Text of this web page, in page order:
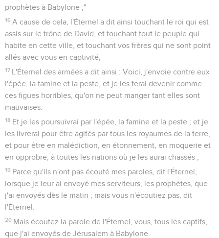
prophètes à Babylone ;"
16 A cause de cela, l'Éternel a dit ainsi touchant le roi qui est
assis sur le trône de David, et touchant tout le peuple qui
habite en cette ville, et touchant vos frères qui ne sont point
allés avec vous en captivité,
17 L'Éternel des armées a dit ainsi : Voici, j'envoie contre eux
l'épée, la famine et la peste, et je les ferai devenir comme
ces figues horribles, qu'on ne peut manger tant elles sont
mauvaises.
18 Et je les poursuivrai par l'épée, la famine et la peste ; et je
les livrerai pour être agités par tous les royaumes de la terre,
et pour être en malédiction, en étonnement, en moquerie et
en opprobre, à toutes les nations où je les aurai chassés ;
19 Parce qu'ils n'ont pas écouté mes paroles, dit l'Éternel,
lorsque je leur ai envoyé mes serviteurs, les prophètes, que
j'ai envoyés dès le matin ; mais vous n'écoutiez pas, dit
l'Éternel.
20 Mais écoutez la parole de l'Éternel, vous, tous les captifs,
que j'ai envoyés de Jérusalem à Babylone.